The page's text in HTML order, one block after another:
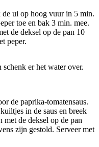
de ui op hoog vuur in 5 min.
toe en bak 3 min. mee.
de deksel op de pan 10
peper.
er het water over.
de paprika-tomatensaus.
in de saus en breek
de deksel op de pan
zijn gestold. Serveer met